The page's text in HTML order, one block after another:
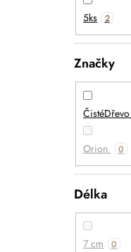
5ks 2
Značky
ČistéDřevo
Orion 0
Délka
7 cm 0